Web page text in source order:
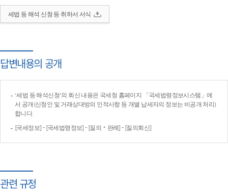
세법 등 해석 신청 등 취하서 서식
답변내용의 공개
'세법 등 해석신청'의 회신 내용은 국세청 홈페이지 「국세법령정보시스템」에
서 공개(신청인 및 거래상대방의 인적사항 등 개별 납세자의 정보는 비공개 처리)
합니다.
[국세정보] - [국세법령정보] - [질의‧판례] - [질의회신]
관련 규정